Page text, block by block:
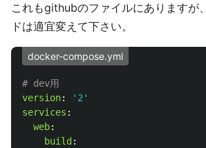
これもgithubのファイルにありますが
ドは適宜変えて下さい。
docker-compose.yml
# dev用
version: ' 2'
services :
web:
build :